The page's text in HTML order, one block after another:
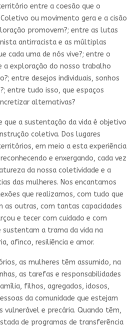
entre a coesão que o
ou movimento gera e a cisão
promovem?; entre as lutas
antirracista e as múltiplas
cada uma de nós vive?; entre o
a exploração do nosso trabalho
entre desejos individuais, sonhos
entre tudo isso, que espaços
alternativas?
que a sustentação da vida é objetivo
coletiva. Dos lugares
em meio a esta experiência
e enxergando, cada vez
da nossa coletividade e a
das mulheres. Nos encantamos
que realizamos, com tudo que
as outras, com tantas capacidades
e tecer com cuidado e com
a trama da vida na
afinco, resiliência e amor.
as mulheres têm assumido, na
as tarefas e responsabilidades
filhos, agregados, idosos,
da comunidade que estejam
vulnerável e precária. Quando têm,
de programas de transferência